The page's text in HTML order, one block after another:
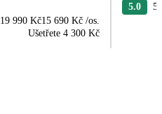
19 990 Kč15 690 Kč /os.
Ušetřete 4 300 Kč
5.0